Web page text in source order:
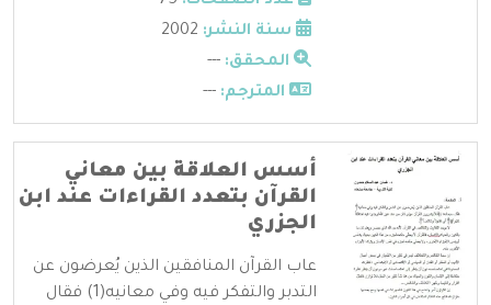
سنة النشر:
المحقق: ---
المترجم: ---
أسس العلاقة بين معاني
القرآن بتعدد القراءات عند ابن
الجزري
عاب القرآن المنافقين الذين يُعرضون عن
التدبر والتفكر فيه وفي معانيه(1) فقال